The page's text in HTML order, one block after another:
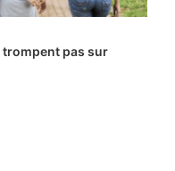
trompent pas sur